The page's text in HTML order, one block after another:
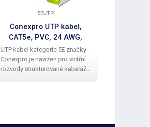
5EUTP
Conexpro UTP kabel,
CAT5e, PVC, 24 AWG,
305m, šedý
UTP kabel kategorie 5E značky
Conexpro je navržen pro vnitřní
rozvody strukturované kabeláže